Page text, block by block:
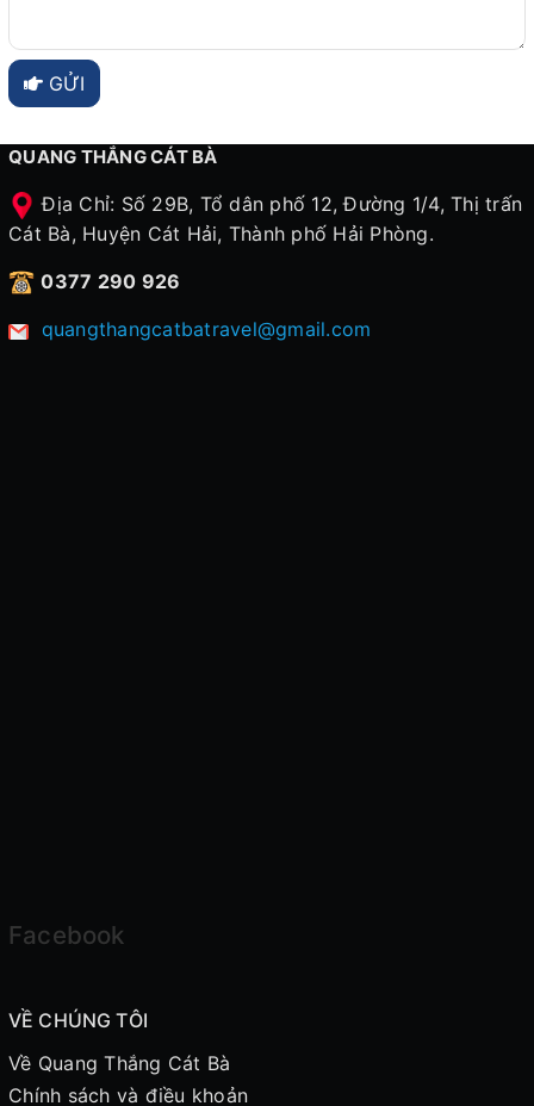
GỬI
QUANG THẮNG CÁT BÀ
Địa Chỉ: Số 29B, Tổ dân phố 12, Đường 1/4, Thị trấn
Cát Bà, Huyện Cát Hải, Thành phố Hải Phòng.
0377 290 926
quangthangcatbatravel@gmail.com
Facebook
VỀ CHÚNG TÔI
Về Quang Thắng Cát Bà
Chính sách và điều khoản